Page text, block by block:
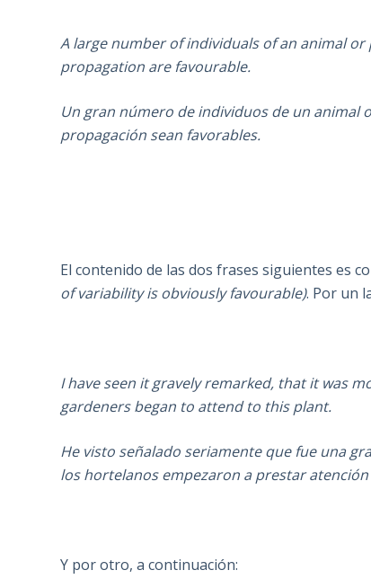
A large number of individuals of an animal
propagation are favourable.
Un gran número de individuos de un animal
propagación sean favorables.
El contenido de las dos frases siguientes es
of variability is obviously favourable). Por un
I have seen it gravely remarked, that it was
gardeners began to attend to this plant.
He visto señalado seriamente que fue una
los hortelanos empezaron a prestar
Y por otro, a continuación: